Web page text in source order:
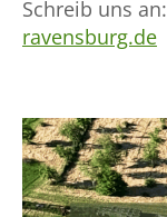
Schreib uns an:
ravensburg.de